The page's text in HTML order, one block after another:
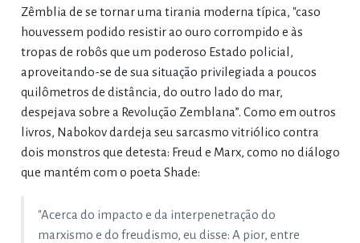
Zêmblia de se tornar uma tirania moderna típica, "caso
houvessem podido resistir ao ouro corrompido e às
tropas de robôs que um poderoso Estado policial,
aproveitando-se de sua situação privilegiada a poucos
quilômetros de distância, do outro lado do mar,
despejava sobre a Revolução Zemblana”. Como em outros
livros, Nabokov dardeja seu sarcasmo vitriólico contra
dois monstros que detesta: Freud e Marx, como no diálogo
que mantém com o poeta Shade:
"Acerca do impacto e da interpenetração do
marxismo e do freudismo, eu disse: A pior, entre